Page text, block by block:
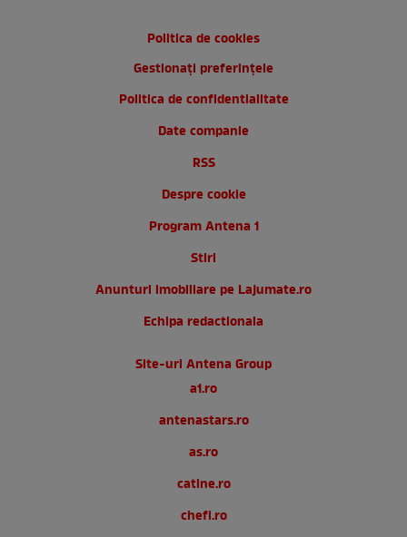
Politica de cookies
Gestionați preferințele
Politica de confidentialitate
Date companie
RSS
Despre cookie
Program Antena 1
Stiri
Anunturi imobiliare pe Lajumate.ro
Echipa redactionala
Site-uri Antena Group
a1.ro
antenastars.ro
as.ro
catine.ro
chefi.ro